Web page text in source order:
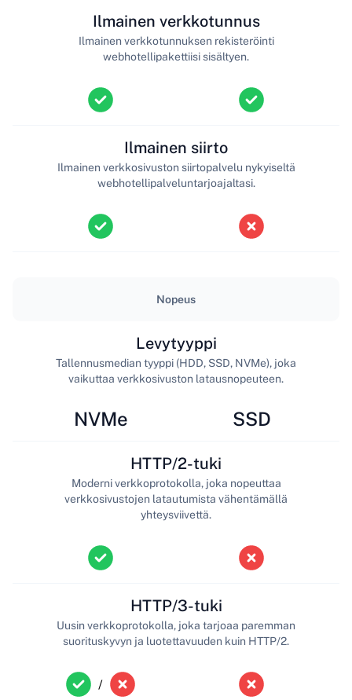
Ilmainen verkkotunnus
Ilmainen verkkotunnuksen rekisteröinti
webhotellipakettiisi sisältyen.
Ilmainen siirto
Ilmainen verkkosivuston siirtopalvelu nykyiseltä
webhotellipalveluntarjoajaltasi.
Nopeus
NVMe
Levytyyppi
Tallennusmedian tyyppi (HDD, SSD, NVMe), joka
vaikuttaa verkkosivuston latausnopeuteen.
SSD
HTTP/2-tuki
Moderni verkkoprotokolla, joka nopeuttaa
verkkosivustojen latautumista vähentämällä
yhteysviivettä.
/
HTTP/3-tuki
Uusin verkkoprotokolla, joka tarjoaa paremman
suorituskyvyn ja luotettavuuden kuin HTTP/2.